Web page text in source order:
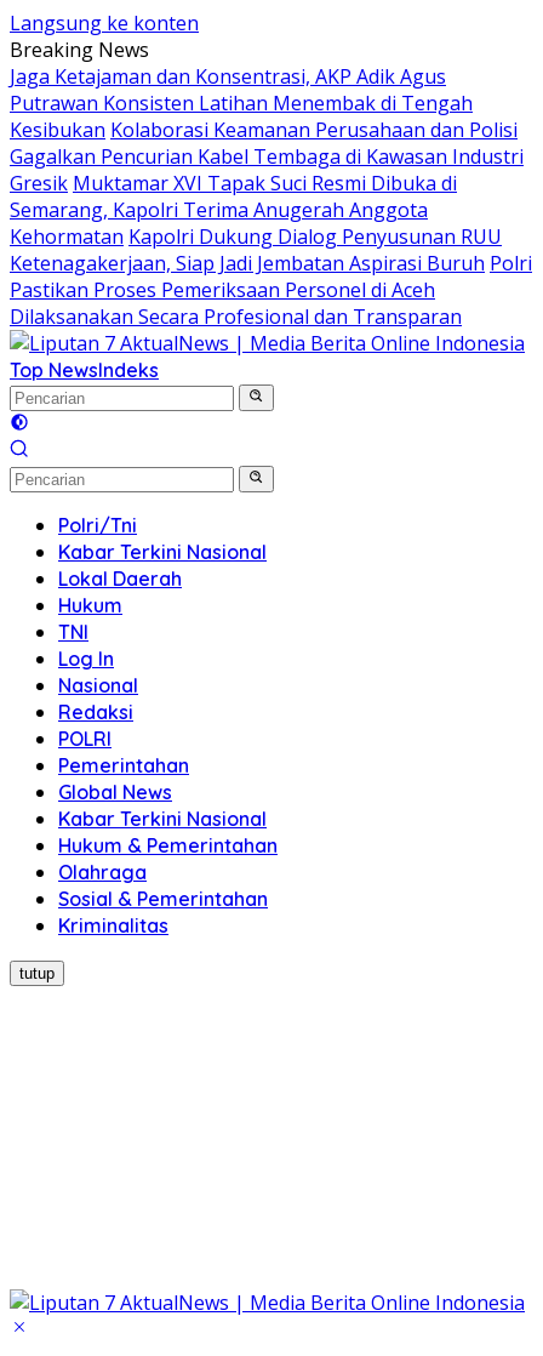
Langsung ke konten
Breaking News
Jaga Ketajaman dan Konsentrasi, AKP Adik Agus
Putrawan Konsisten Latihan Menembak di Tengah
Kesibukan Kolaborasi Keamanan Perusahaan dan Polisi
Gagalkan Pencurian Kabel Tembaga di Kawasan Industri
Gresik Muktamar XVI Tapak Suci Resmi Dibuka di
Semarang, Kapolri Terima Anugerah Anggota
Kehormatan Kapolri Dukung Dialog Penyusunan RUU
Ketenagakerjaan, Siap Jadi Jembatan Aspirasi Buruh Polri
Pastikan Proses Pemeriksaan Personel di Aceh
Dilaksanakan Secara Profesional dan Transparan
Top NewsIndeks
Polri/Tni
Kabar Terkini Nasional
Lokal Daerah
Hukum
TNI
Log In
Nasional
Redaksi
POLRI
Pemerintahan
Global News
Kabar Terkini Nasional
Hukum & Pemerintahan
Olahraga
Sosial & Pemerintahan
Kriminalitas
tutup